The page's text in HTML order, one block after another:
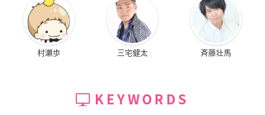
村瀬歩 三宅健太 斉藤壮馬
KEYWORDS